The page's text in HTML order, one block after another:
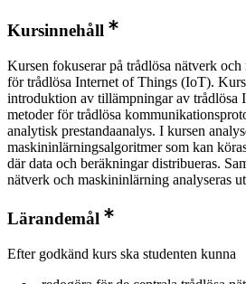
Kursinnehåll
Kursen fokuserar på trådlösa nätverk
för trådlösa Internet of Things (IoT).
introduktion av tillämpningar av trådlösa
metoder för trådlösa
analytisk prestandaanalys. I kursen
maskininlärningsalgoritmer som kan
där data och beräkningar distribueras.
nätverk och maskininlärning analyseras
Lärandemål
Efter godkänd kurs ska studenten kunna